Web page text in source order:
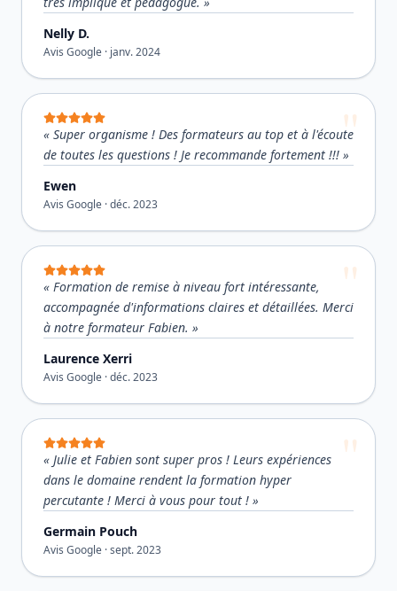
Nelly D.
Avis Google · janv. 2024
« Super organisme ! Des formateurs au top et à l'écoute
de toutes les questions ! Je recommande fortement !!! »
Ewen
Avis Google ·déc. 2023
« Formation de remise à niveau fort intéressante,
accompagnée d'informations claires et détaillées. Merci
à notre formateur Fabien. »
Laurence Xerri
Avis Google ·déc. 2023
« Julie et Fabien sont super pros ! Leurs expériences
dans le domaine rendent la formation hyper
percutante ! Merci à vous pour tout ! »
Germain Pouch
Avis Google ·sept. 2023